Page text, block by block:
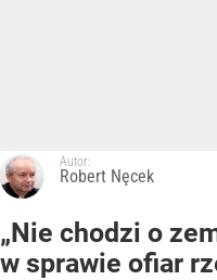
Autor:
Robert Nęcek
„Nie chodzi o
w sprawie ofiar